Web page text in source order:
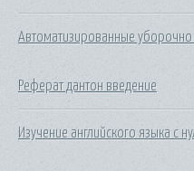
Автоматизированные
Реферат дантон введение
Изучение английского языка с